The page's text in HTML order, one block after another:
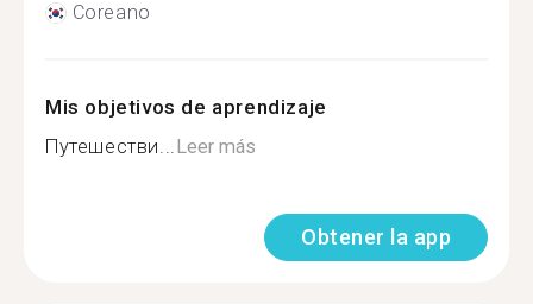
Coreano
Mis objetivos de aprendizaje
Путешестви...Leer más
Obtener la app